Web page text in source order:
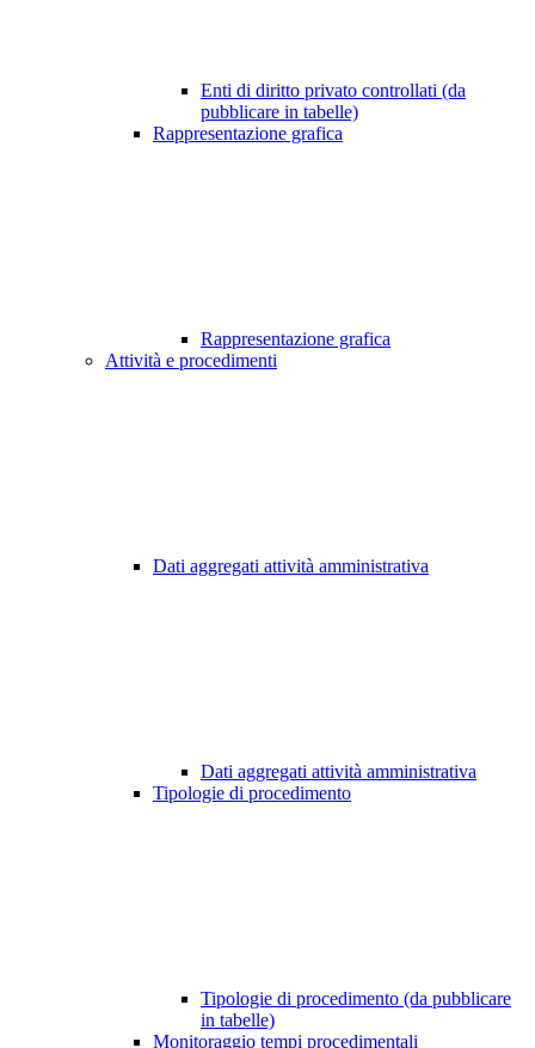
Enti di diritto privato controllati (da
pubblicare in tabelle)
Rappresentazione grafica
Rappresentazione grafica
Attività e procedimenti
Dati aggregati attività amministrativa
Dati aggregati attività amministrativa
Tipologie di procedimento
Tipologie di procedimento (da pubblicare
in tabelle)
Monitoraggio tempi procedimentali